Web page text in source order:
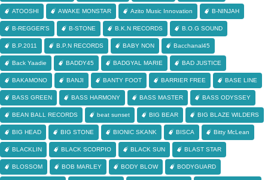
ATOOSHI AWAKE MONSTAR Azito Music Innovation B-NINJAH
B-REGGER'S B-STONE B.K.N RECORDS B.O.G SOUND
B.P.2011 B.P.N RECORDS BABY NON Bacchanal45
Back Yaadie BADDY45 BADGYAL MARIE BAD JUSTICE
BAKAMONO BANJI BANTY FOOT BARRIER FREE BASE LINE
BASS GREEN BASS HARMONY BASS MASTER BASS ODYSSEY
BEAN BALL RECORDS beat sunset BIG BEAR BIG BLAZE WILDERS
BIG HEAD BIG STONE BIONIC SKANK BISCA Bitty McLean
BLACKLIN BLACK SCORPIO BLACK SUN BLAST STAR
BLOSSOM BOB MARLEY BODY BLOW BODYGUARD